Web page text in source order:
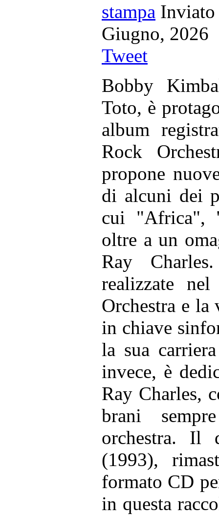
Giugno,
Tweet
Bobby
Toto, è
album
Rock
propone
di alcuni dei
cui "Africa",
oltre a un
Ray
realizzate
Orchestra e
in chiave
la sua
invece, è
Ray Charles,
brani
orchestra. Il
(1993),
formato CD
in questa